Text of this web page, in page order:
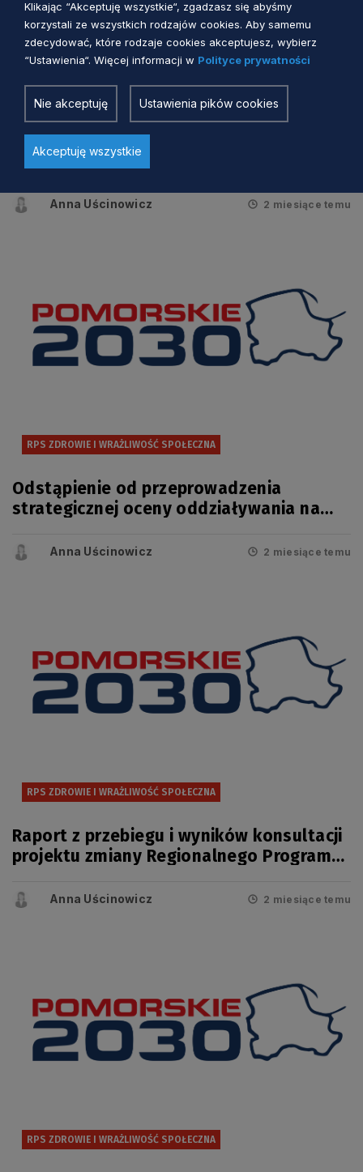
RPS ZDROWIE I WRAŻLIWOŚĆ SPOŁECZNA
Zmiana Regionalnego Programu
Strategicznego w zakresie
wrażliwości społecznej przyjęta
Anna Uścinowicz 2 miesiące temu
RPS ZDROWIE I WRAŻLIWOŚĆ SPOŁECZNA
Odstąpienie od przeprowadzenia
strategicznej oceny oddziaływania na
Regionalnego Programu Strategicznego
Anna Uścinowicz 2 miesiące temu
RPS ZDROWIE I WRAŻLIWOŚĆ SPOŁECZNA
Raport z przebiegu i wyników konsultacji
projektu zmiany Regionalnego Programu
bezpieczeństwa zdrowotnego i
Anna Uścinowicz 2 miesiące temu
RPS ZDROWIE I WRAŻLIWOŚĆ SPOŁECZNA
Klikając “Akceptuję wszystkie“, zgadzasz się abyśmy
korzystali ze wszystkich rodzajów cookies. Aby samemu
zdecydować, które rodzaje cookies akceptujesz, wybierz
“Ustawienia“. Więcej informacji w Polityce prywatności
Nie akceptuję Ustawienia pików cookies
Akceptuję wszystkie